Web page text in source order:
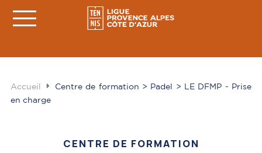
Accueil
Centre de formation > Padel > LE DFMP - Prise
en charge
CENTRE DE FORMATION